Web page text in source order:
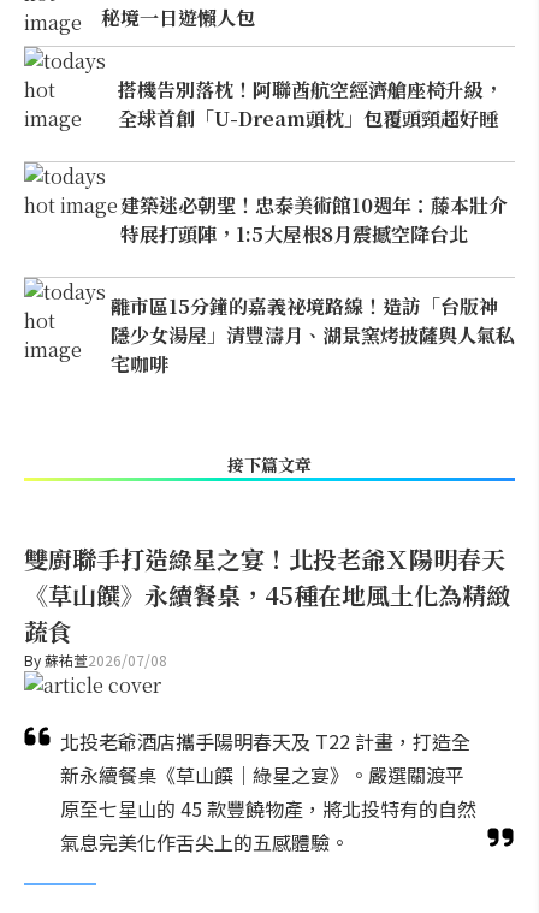
秘境一日遊懶人包
搭機告別落枕！阿聯酋航空經濟艙座椅升級，
全球首創「U-Dream頭枕」包覆頭頸超好睡
建築迷必朝聖！忠泰美術館10週年：藤本壯介
特展打頭陣，1:5大屋根8月震撼空降台北
離市區15分鐘的嘉義祕境路線！造訪「台版神
隱少女湯屋」清豐濤月、湖景窯烤披薩與人氣私
宅咖啡
接下篇文章
雙廚聯手打造綠星之宴！北投老爺Ｘ陽明春天
《草山饌》永續餐桌，45種在地風土化為精緻
蔬食
By蘇祐萱2026/07/08
北投老爺酒店攜手陽明春天及 T22 計畫，打造全
新永續餐桌《草山饌｜綠星之宴》。嚴選關渡平
原至七星山的 45 款豐饒物產，將北投特有的自然
氣息完美化作舌尖上的五感體驗。